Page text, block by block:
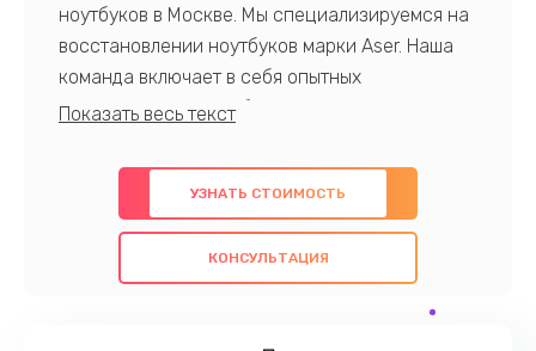
ноутбуков в Москве. Мы специализируемся на
восстановлении ноутбуков марки Aser. Наша
команда включает в себя опытных
профессионалов с обширными знаниями и
предлагаем быстрый и качественный ремонт с
использованием оригинальных компонентов, а
также гарантируем качество всех
проведенных работ. Наша цель - предоставить
УЗНАТЬ СТОИМОСТЬ
КОНСУЛЬТАЦИЯ